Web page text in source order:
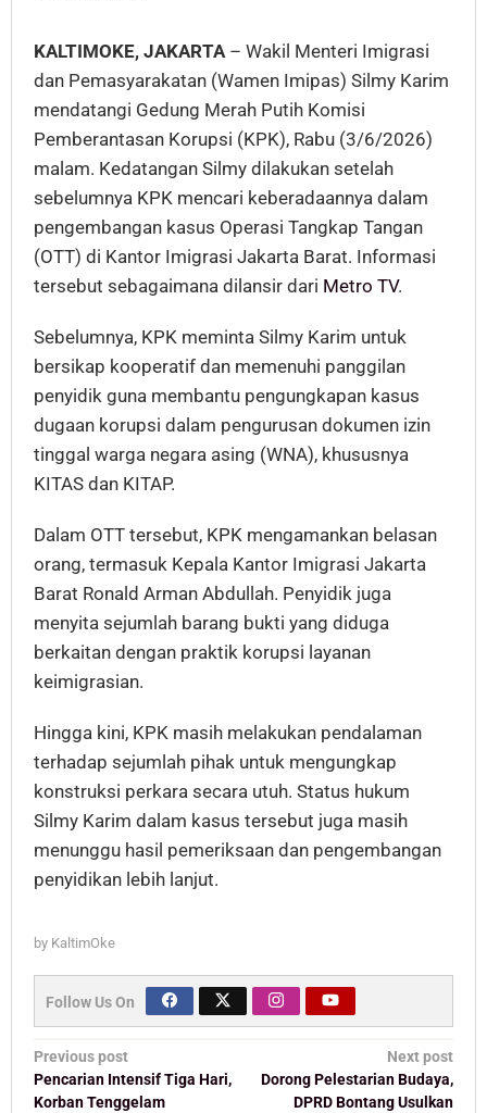
KALTIMOKE, JAKARTA– Wakil Menteri Imigrasi
dan Pemasyarakatan (Wamen Imipas) Silmy Karim
mendatangi Gedung Merah Putih Komisi
Pemberantasan Korupsi (KPK), Rabu (3/6/2026)
malam. Kedatangan Silmy dilakukan setelah
sebelumnya KPK mencari keberadaannya dalam
pengembangan kasus Operasi Tangkap Tangan
(OTT) di Kantor Imigrasi Jakarta Barat. Informasi
tersebut sebagaimana dilansir dari Metro TV.
Sebelumnya, KPK meminta Silmy Karim untuk
bersikap kooperatif dan memenuhi panggilan
penyidik guna membantu pengungkapan kasus
dugaan korupsi dalam pengurusan dokumen izin
tinggal warga negara asing (WNA), khususnya
KITAS dan KITAP.
Dalam OTT tersebut, KPK mengamankan belasan
orang, termasuk Kepala Kantor Imigrasi Jakarta
Barat Ronald Arman Abdullah. Penyidik juga
menyita sejumlah barang bukti yang diduga
berkaitan dengan praktik korupsi layanan
keimigrasian.
Hingga kini, KPK masih melakukan pendalaman
terhadap sejumlah pihak untuk mengungkap
konstruksi perkara secara utuh. Status hukum
Silmy Karim dalam kasus tersebut juga masih
menunggu hasil pemeriksaan dan pengembangan
penyidikan lebih lanjut.
by KaltimOke
Follow Us On
Post
navigation
Previous post
Pencarian Intensif Tiga Hari,
Korban Tenggelam
Next post
Dorong Pelestarian Budaya,
DPRD Bontang Usulkan